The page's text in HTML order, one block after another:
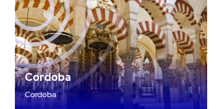
Cordoba
Cordoba